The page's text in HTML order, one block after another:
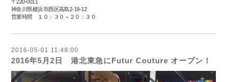
〒220-0011
神奈川県横浜市西区高島2-19-12
営業時間
１０：３０～２０：３０
2016-05-01 11:48:00
2016年5月2日 港北東急にFutur Couture オープン！